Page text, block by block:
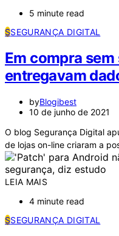
5 minute read
SSEGURANÇA DIGITAL
Em compra
entregavam
byBlogibest
10 de junho de 2021
O blog Segurança Digital
de lojas on-line criaram a
LEIA MAIS
4 minute read
SSEGURANÇA DIGITAL